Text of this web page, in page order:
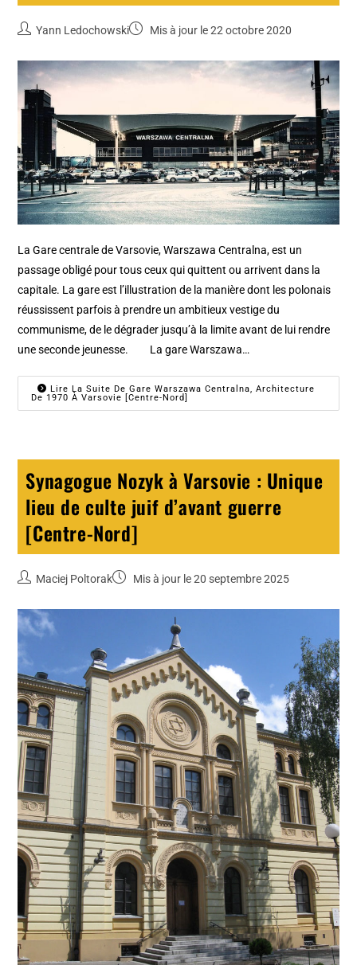
Yann Ledochowski Mis à jour le 22 octobre 2020
La Gare centrale de Varsovie, Warszawa Centralna, est un
passage obligé pour tous ceux qui quittent ou arrivent dans la
capitale. La gare est l’illustration de la manière dont les polonais
réussissent parfois à prendre un ambitieux vestige du
communisme, de le dégrader jusqu’à la limite avant de lui rendre
une seconde jeunesse. La gare Warszawa…
Lire La Suite De Gare Warszawa Centralna, Architecture
De 1970 À Varsovie [Centre-Nord]
Synagogue Nozyk à Varsovie : Unique
lieu de culte juif d’avant guerre
[Centre-Nord]
Maciej Poltorak Mis à jour le 20 septembre 2025